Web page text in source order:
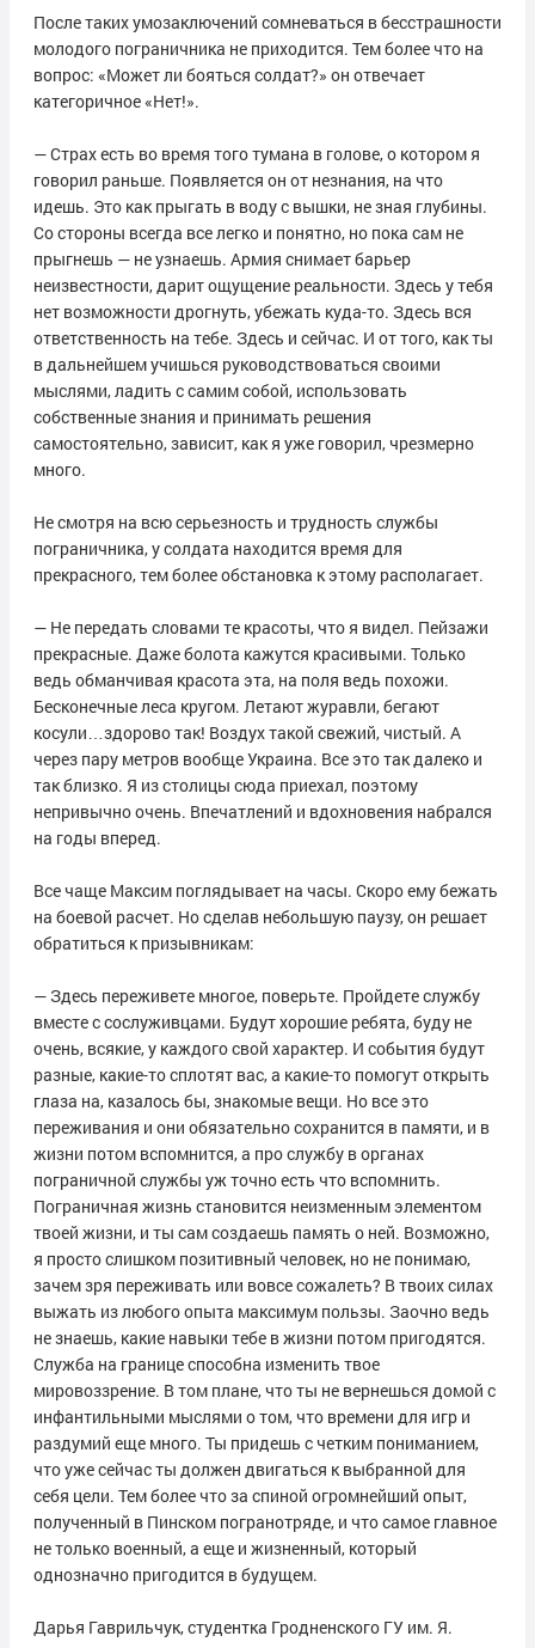
После таких умозаключений сомневаться в бесстрашности
молодого пограничника не приходится. Тем более что на
вопрос: «Может ли бояться солдат?» он отвечает
категоричное «Нет!».
— Страх есть во время того тумана в голове, о котором я
говорил раньше. Появляется он от незнания, на что
идешь. Это как прыгать в воду с вышки, не зная глубины.
Со стороны всегда все легко и понятно, но пока сам не
прыгнешь — не узнаешь. Армия снимает барьер
неизвестности, дарит ощущение реальности. Здесь у тебя
нет возможности дрогнуть, убежать куда-то. Здесь вся
ответственность на тебе. Здесь и сейчас. И от того, как ты
в дальнейшем учишься руководствоваться своими
мыслями, ладить с самим собой, использовать
собственные знания и принимать решения
самостоятельно, зависит, как я уже говорил, чрезмерно
много.
Не смотря на всю серьезность и трудность службы
пограничника, у солдата находится время для
прекрасного, тем более обстановка к этому располагает.
— Не передать словами те красоты, что я видел. Пейзажи
прекрасные. Даже болота кажутся красивыми. Только
ведь обманчивая красота эта, на поля ведь похожи.
Бесконечные леса кругом. Летают журавли, бегают
косули…здорово так! Воздух такой свежий, чистый. А
через пару метров вообще Украина. Все это так далеко и
так близко. Я из столицы сюда приехал, поэтому
непривычно очень. Впечатлений и вдохновения набрался
на годы вперед.
Все чаще Максим поглядывает на часы. Скоро ему бежать
на боевой расчет. Но сделав небольшую паузу, он решает
обратиться к призывникам:
— Здесь переживете многое, поверьте. Пройдете службу
вместе с сослуживцами. Будут хорошие ребята, буду не
очень, всякие, у каждого свой характер. И события будут
разные, какие-то сплотят вас, а какие-то помогут открыть
глаза на, казалось бы, знакомые вещи. Но все это
переживания и они обязательно сохранится в памяти, и в
жизни потом вспомнится, а про службу в органах
пограничной службы уж точно есть что вспомнить.
Пограничная жизнь становится неизменным элементом
твоей жизни, и ты сам создаешь память о ней. Возможно,
я просто слишком позитивный человек, но не понимаю,
зачем зря переживать или вовсе сожалеть? В твоих силах
выжать из любого опыта максимум пользы. Заочно ведь
не знаешь, какие навыки тебе в жизни потом пригодятся.
Служба на границе способна изменить твое
мировоззрение. В том плане, что ты не вернешься домой с
инфантильными мыслями о том, что времени для игр и
раздумий еще много. Ты придешь с четким пониманием,
что уже сейчас ты должен двигаться к выбранной для
себя цели. Тем более что за спиной огромнейший опыт,
полученный в Пинском погранотряде, и что самое главное
не только военный, а еще и жизненный, который
однозначно пригодится в будущем.
Дарья Гаврильчук, студентка Гродненского ГУ им. Я.